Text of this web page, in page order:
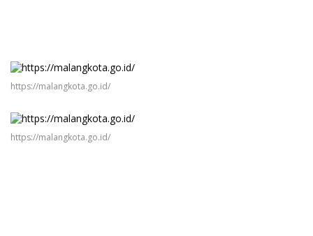
https://malangkota.go.id/
https://malangkota.go.id/